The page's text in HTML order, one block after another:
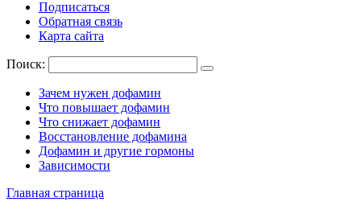
Подписаться
Обратная связь
Карта сайта
Поиск:
Зачем нужен дофамин
Что повышает дофамин
Что снижает дофамин
Восстановление дофамина
Дофамин и другие гормоны
Зависимости
Главная страница